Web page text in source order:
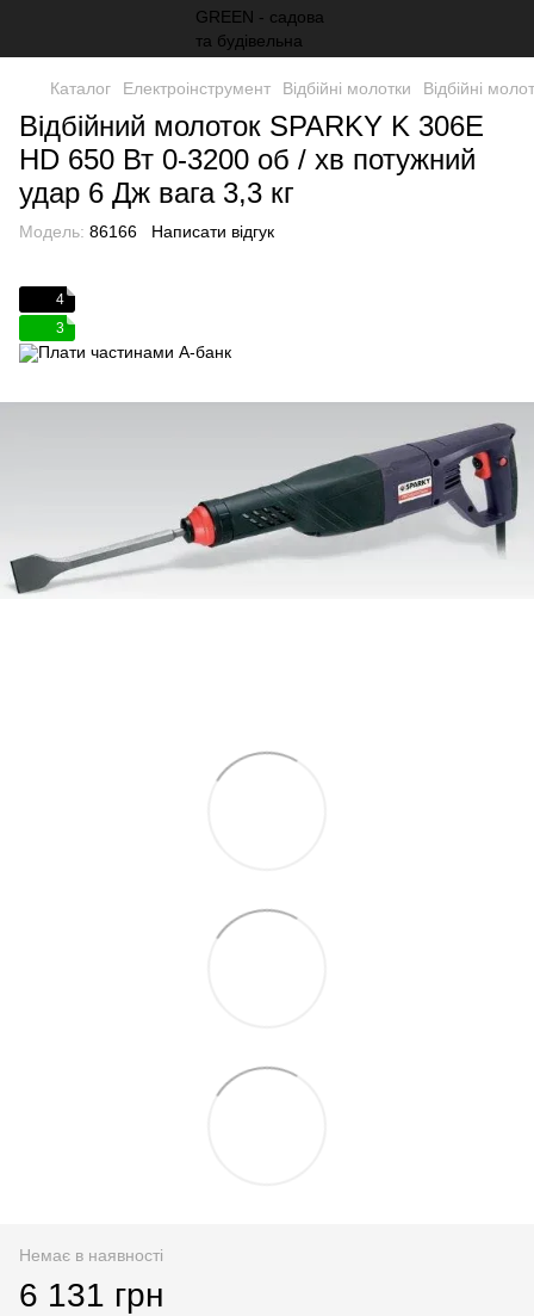
Каталог Електроінструмент Відбійні молотки Відбійні
Відбійний молоток SPARKY K 306E
HD 650 Вт 0-3200 об / хв потужний
удар 6 Дж вага 3,3 кг
Модель: 86166 Написати відгук
4
3
Немає в наявності
6 131 грн